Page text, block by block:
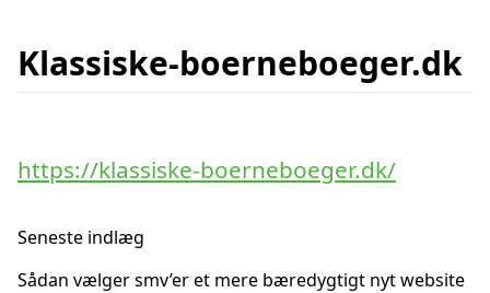
Klassiske-boerneboeger.dk
https://klassiske-boerneboeger.dk/
Seneste indlæg
Sådan vælger smv’er et mere bæredygtigt nyt website